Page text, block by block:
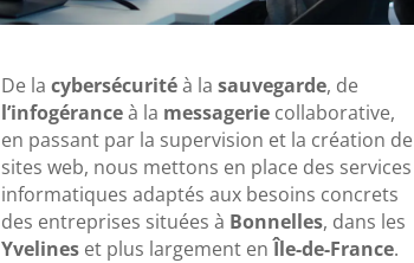
De la cybersécuritéà la sauvegarde, de
l’infogéranceà la messageriecollaborative,
en passant par la supervision et la création de
sites web, nous mettons en place des services
informatiques adaptés aux besoins concrets
des entreprises situées à Bonnelles, dans les
Yvelineset plus largement enÎle-de-France.